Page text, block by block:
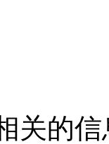
关的信